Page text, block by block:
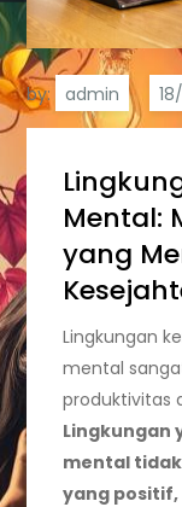
by: admin
Mental:
yang
Lingkungan
mental
produktivitas
Lingkungan
mental
yang